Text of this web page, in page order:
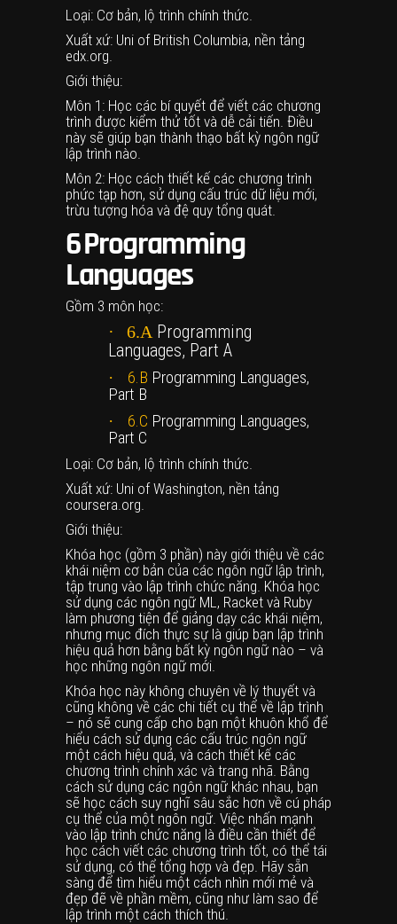
Loại: Cơ bản, lộ trình chính thức.
Xuất xứ: Uni of British Columbia, nền tảng
edx.org.
Giới thiệu:
Môn 1: Học các bí quyết để viết các chương
trình được kiểm thử tốt và dễ cải tiến. Điều
này sẽ giúp bạn thành thạo bất kỳ ngôn ngữ
lập trình nào.
Môn 2: Học cách thiết kế các chương trình
phức tạp hơn, sử dụng cấu trúc dữ liệu mới,
trừu tượng hóa và đệ quy tổng quát.
6Programming
Languages
Gồm 3 môn học:
· 6.A Programming
Languages, Part A
· 6.B Programming Languages,
Part B
· 6.C Programming Languages,
Part C
Loại: Cơ bản, lộ trình chính thức.
Xuất xứ: Uni of Washington, nền tảng
coursera.org.
Giới thiệu:
Khóa học (gồm 3 phần) này giới thiệu về các
khái niệm cơ bản của các ngôn ngữ lập trình,
tập trung vào lập trình chức năng. Khóa học
sử dụng các ngôn ngữ ML, Racket và Ruby
làm phương tiện để giảng dạy các khái niệm,
nhưng mục đích thực sự là giúp bạn lập trình
hiệu quả hơn bằng bất kỳ ngôn ngữ nào – và
học những ngôn ngữ mới.
Khóa học này không chuyên về lý thuyết và
cũng không về các chi tiết cụ thể về lập trình
– nó sẽ cung cấp cho bạn một khuôn khổ để
hiểu cách sử dụng các cấu trúc ngôn ngữ
một cách hiệu quả, và cách thiết kế các
chương trình chính xác và trang nhã. Bằng
cách sử dụng các ngôn ngữ khác nhau, bạn
sẽ học cách suy nghĩ sâu sắc hơn về cú pháp
cụ thể của một ngôn ngữ. Việc nhấn mạnh
vào lập trình chức năng là điều cần thiết để
học cách viết các chương trình tốt, có thể tái
sử dụng, có thể tổng hợp và đẹp. Hãy sẵn
sàng để tìm hiểu một cách nhìn mới mẻ và
đẹp đẽ về phần mềm, cũng như làm sao để
lập trình một cách thích thú.